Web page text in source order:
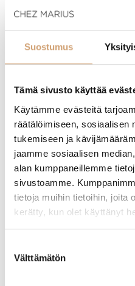
Suostumus
Tämä sivusto käyttää
Käytämme evästeitä
räätälöimiseen, sosiaalisen
tukemiseen ja
jaamme sosiaalisen
alan kumppaneillemme
sivustoamme.
tietoja muihin tietoihin, joita
kerätty, kun olet käyttänyt
valinta
Välttämätön
Yaxell Super Gou santoku kokkiveitsi
16,5cm
449,00€
Heti saatavilla verkkokaupasta